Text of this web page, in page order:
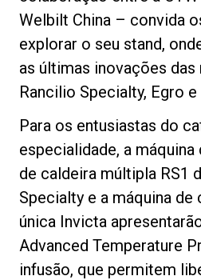
Welbilt China – convida
explorar o seu stand,
as últimas inovações das
Rancilio Specialty, Egro
Para os entusiastas do
especialidade, a
de caldeira múltipla RS1
Specialty e a máquina de
única Invicta
Advanced Temperature
infusão, que permitem
Contacte-nos
Política de Privacidade